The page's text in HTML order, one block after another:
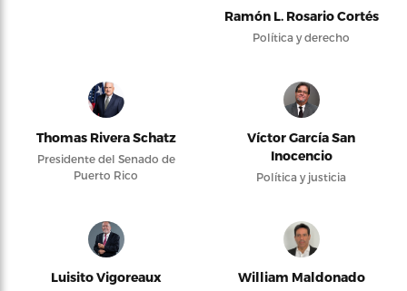
Ramón L. Rosario Cortés
Política y derecho
Thomas Rivera Schatz
Presidente del Senado de
Puerto Rico
Víctor García San
Inocencio
Política y justicia
Luisito Vigoreaux William Maldonado